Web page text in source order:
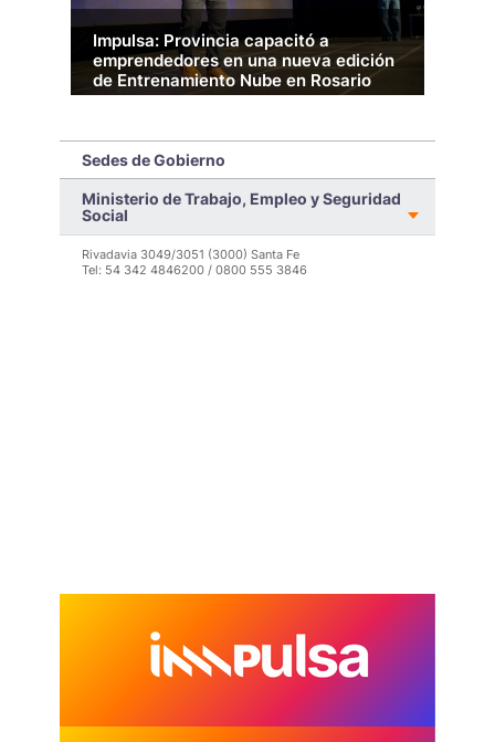
Impulsa: Provincia capacitó a
emprendedores en una nueva edición
de Entrenamiento Nube en Rosario
commerce Tiendanube llevaron adelante una
nueva edición de "Entrenamiento Nube". La
jornada gratuita ofreció herramientas sobre
finanzas, publicidad y comercio electrónico.
LEER MÁS >
Sedes de Gobierno
Ministerio de Trabajo, Empleo y Seguridad
Social
Rivadavia 3049/3051 (3000) Santa Fe
Tel: 54 342 4846200 / 0800 555 3846